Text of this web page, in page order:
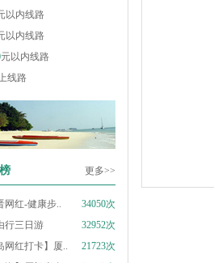
以内线路
以内线路
元以内线路
线路
更多>>
网红-健康步..
34050次
行三日游
32952次
网红打卡】厦..
21723次